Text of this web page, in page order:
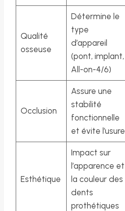
Qualité
osseuse
Détermine le
type
d’appareil
(pont, implant,
All-on-4/6)
Occlusion
Assure une
stabilité
fonctionnelle
et évite l’usure
Esthétique
Impact sur
l’apparence et
la couleur des
dents
prothétiques